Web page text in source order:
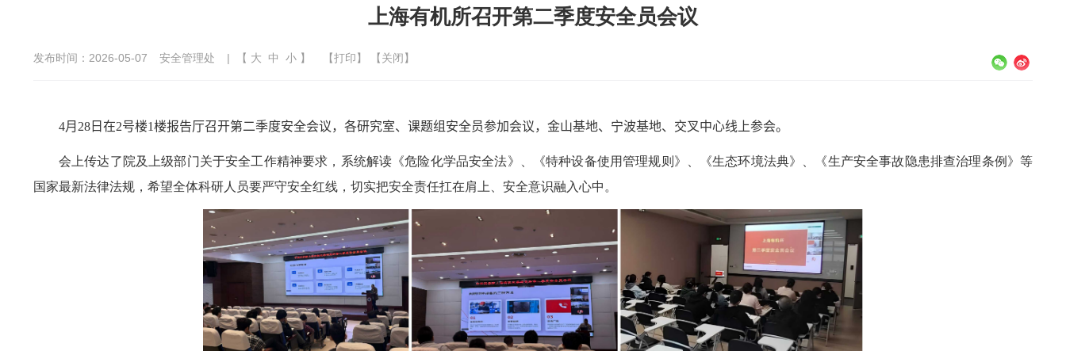
上海有机所召开第二季度安全员会议
发布时间：2026-05-07 安全管理处 | 【 大 中 小 】 【打印】 【关闭】
4月 28 日在2号楼1楼报告厅召开第二季度安全会议，各研究室、课题组安全员参加会议，金山基地、宁波基地、交叉中心线上参会。
会上传达了院及上级部门关于安全工作精神要求，系统解读《危险化学品安全法》、《特种设备使用管理规则》、《生态环境法典》、《生产安全事故隐患排查治理条例》等
国家最新法律法规，希望全体科研人员要严守安全红线，切实把安全责任扛在肩上、安全意识融入心中。